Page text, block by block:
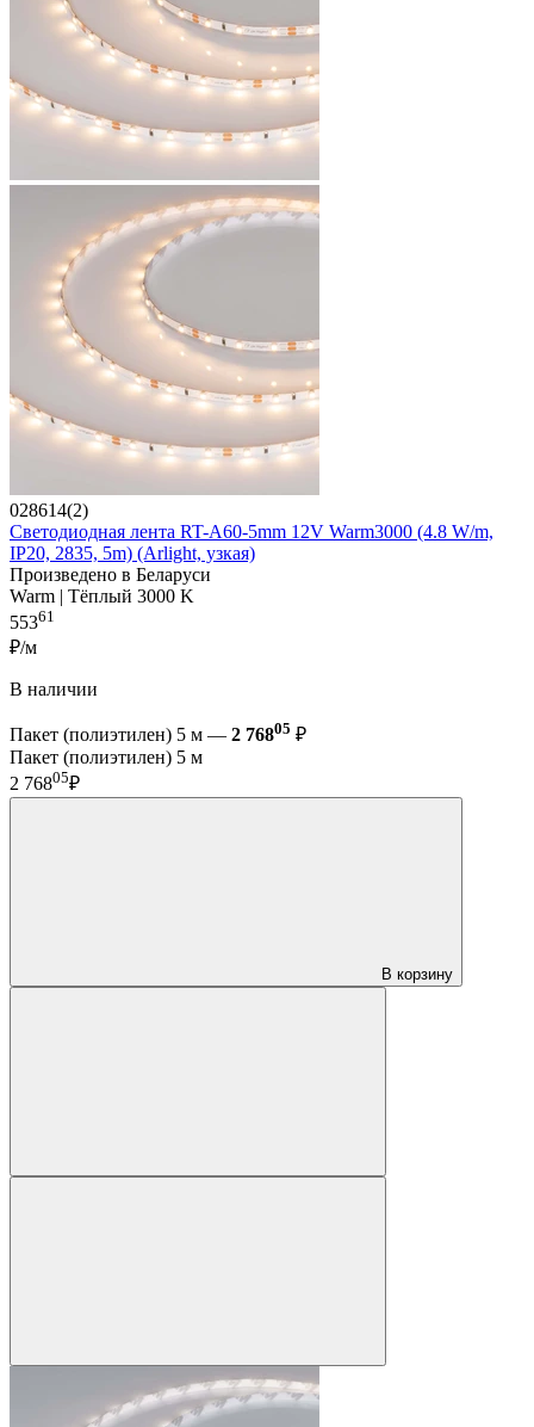
028614(2)
Светодиодная лента RT-A60-5mm 12V Warm3000 (4.8 W/m,
IP20, 2835, 5m) (Arlight, узкая)
Произведено в Беларуси
Warm | Тёплый 3000 K
55361
₽/м
В наличии
Пакет (полиэтилен) 5 м — 2 76805 ₽
Пакет (полиэтилен) 5 м
2 76805₽
В корзину